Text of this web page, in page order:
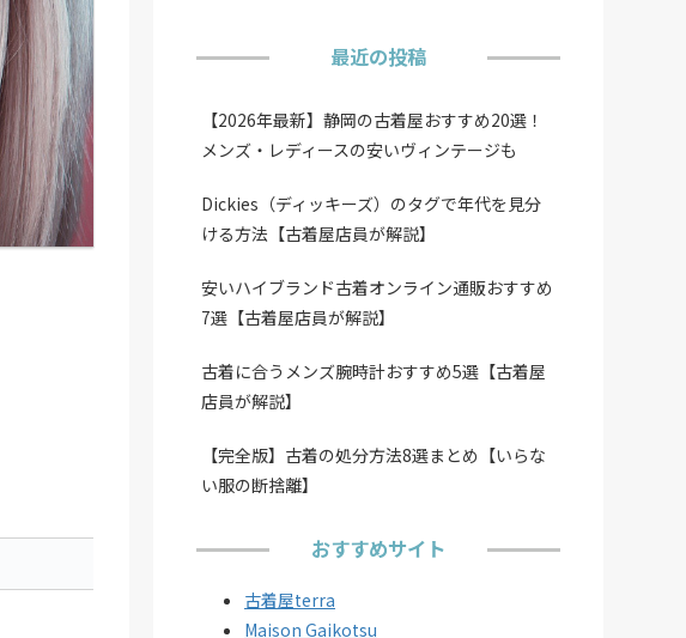
ライトプラン：1回/月
最近の投稿
【2026年最新】静岡の古着屋おすすめ20選！
メンズ・レディースの安いヴィンテージも
Dickies（ディッキーズ）のタグで年代を見分
ける方法【古着屋店員が解説】
安いハイブランド古着オンライン通販おすすめ
7選【古着屋店員が解説】
古着に合うメンズ腕時計おすすめ5選【古着屋
店員が解説】
【完全版】古着の処分方法8選まとめ【いらな
い服の断捨離】
おすすめサイト
古着屋terra
Maison Gaikotsu